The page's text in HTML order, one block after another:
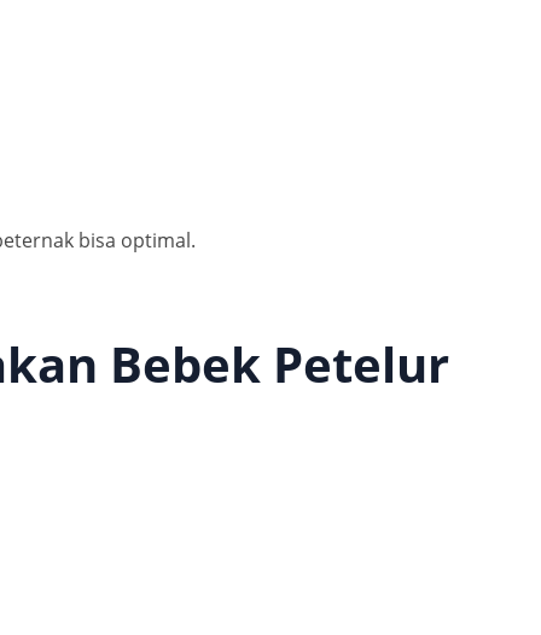
bisa optimal.
Bebek Petelur